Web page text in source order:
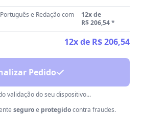
e Redação com
12x de
R$ 206,54*
12x de R$ 206,54
Pedido
validação do seu dispositivo...
seguroe protegidocontra fraudes.